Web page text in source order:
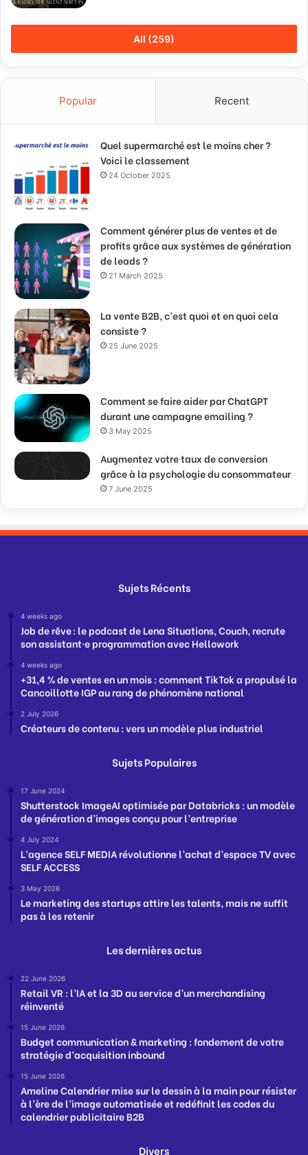
All (259)
Popular Recent
Quel supermarché est le moins cher ?
Voici le classement
24 October 2025
Comment générer plus de ventes et de
profits grâce aux systèmes de génération
de leads ?
21 March 2025
La vente B2B, c’est quoi et en quoi cela
consiste ?
25 June 2025
Comment se faire aider par ChatGPT
durant une campagne emailing ?
3 May 2025
Augmentez votre taux de conversion
grâce à la psychologie du consommateur
7 June 2025
Sujets Récents
4 weeks ago
Job de rêve : le podcast de Lena Situations, Couch, recrute
son assistant·e programmation avec Hellowork
4 weeks ago
+31,4 % de ventes en un mois : comment TikTok a propulsé la
Cancoillotte IGP au rang de phénomène national
2 July 2026
Créateurs de contenu : vers un modèle plus industriel
Sujets Populaires
17 June 2024
Shutterstock ImageAI optimisée par Databricks : un modèle
de génération d’images conçu pour l’entreprise
4 July 2024
L’agence SELF MEDIA révolutionne l’achat d’espace TV avec
SELF ACCESS
3 May 2026
Le marketing des startups attire les talents, mais ne suffit
pas à les retenir
Les dernières actus
22 June 2026
Retail VR : l’IA et la 3D au service d’un merchandising
réinventé
15 June 2026
Budget communication & marketing : fondement de votre
stratégie d’acquisition inbound
15 June 2026
Ameline Calendrier mise sur le dessin à la main pour résister
à l’ère de l’image automatisée et redéfinit les codes du
calendrier publicitaire B2B
Divers